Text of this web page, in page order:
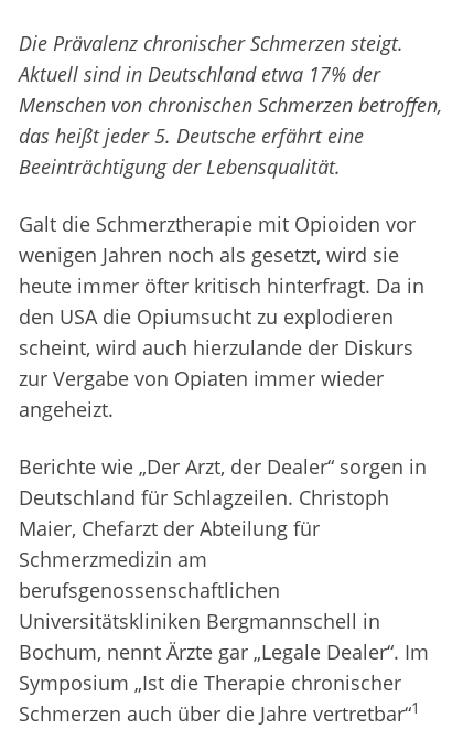
Die Prävalenz chronischer Schmerzen steigt.
Aktuell sind in Deutschland etwa 17% der
Menschen von chronischen Schmerzen betroffen,
das heißt jeder 5. Deutsche erfährt eine
Beeinträchtigung der Lebensqualität.
Galt die Schmerztherapie mit Opioiden vor
wenigen Jahren noch als gesetzt, wird sie
heute immer öfter kritisch hinterfragt. Da in
den USA die Opiumsucht zu explodieren
scheint, wird auch hierzulande der Diskurs
zur Vergabe von Opiaten immer wieder
angeheizt.
Berichte wie „Der Arzt, der Dealer“ sorgen in
Deutschland für Schlagzeilen. Christoph
Maier, Chefarzt der Abteilung für
Schmerzmedizin am
berufsgenossenschaftlichen
Universitätskliniken Bergmannschell in
Bochum, nennt Ärzte gar „Legale Dealer“. Im
Symposium „Ist die Therapie chronischer
Schmerzen auch über die Jahre vertretbar“1